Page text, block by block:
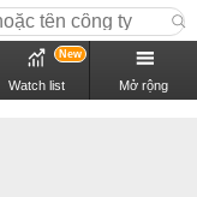
Watch list
New
Mở rộng